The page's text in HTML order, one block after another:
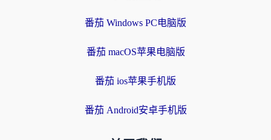
番茄 Windows PC电脑版
番茄 macOS苹果电脑版
番茄 ios苹果手机版
番茄 Android安卓手机版